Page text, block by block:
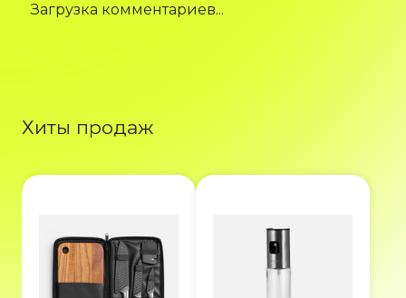
Загрузка комментариев...
Хиты продаж